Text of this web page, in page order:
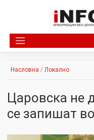
Насловна / Локално
Царовска не
се запишат